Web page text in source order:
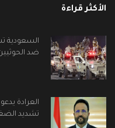
الأكثر قراءة
السعودية
ضد
العرادة
تشديد